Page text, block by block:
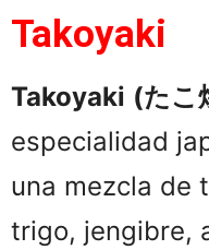
Takoyaki
Takoyaki (たこ
especialidad
una mezcla de
trigo, jengibre,